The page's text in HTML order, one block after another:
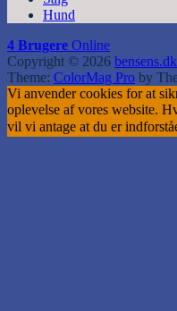
Hund
4 Brugere Online
Copyright © 2026 bensens.dk
Theme: ColorMag Pro by
Vi anvender cookies for at
oplevelse af vores website.
vil vi antage at du er